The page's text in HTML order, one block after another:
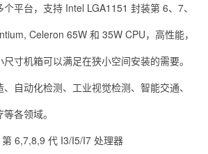
平台，支持 Intel LGA1151 封装第 6、7、
Celeron 65W 和 35W CPU，高性能，
寸机箱可以满足在狭小空间安装的需要。
自动化检测、工业视觉检测、智能交通、
各领域。
6,7,8,9 代 I3/I5/I7 处理器